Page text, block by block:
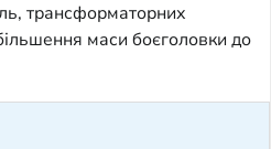
трансформаторних
маси боєголовки до